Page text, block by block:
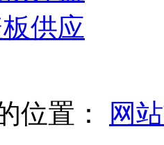
供应
位置：
网